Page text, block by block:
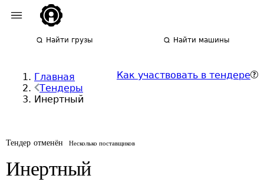
Найти грузы Найти машины
Главная
Тендеры
Инертный
Как участвовать в тендере
Тендер отменён Несколько поставщиков
Инертный